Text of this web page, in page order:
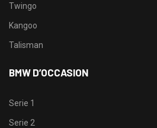
Twingo
Kangoo
Talisman
BMW D’OCCASION
Serie 1
Serie 2